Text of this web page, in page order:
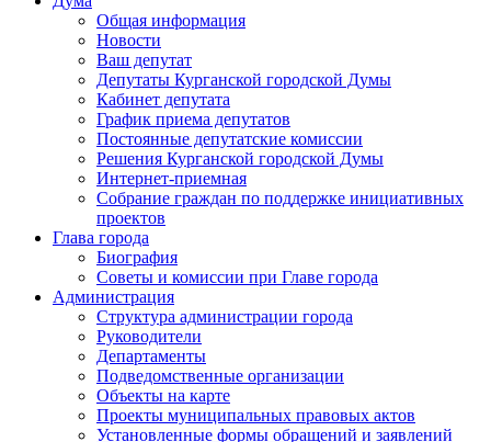
Общая информация
Новости
Ваш депутат
Депутаты Курганской городской Думы
Кабинет депутата
График приема депутатов
Постоянные депутатские комиссии
Решения Курганской городской Думы
Интернет-приемная
Собрание граждан по поддержке инициативных
проектов
Глава города
Биография
Советы и комиссии при Главе города
Администрация
Структура администрации города
Руководители
Департаменты
Подведомственные организации
Объекты на карте
Проекты муниципальных правовых актов
Установленные формы обращений и заявлений